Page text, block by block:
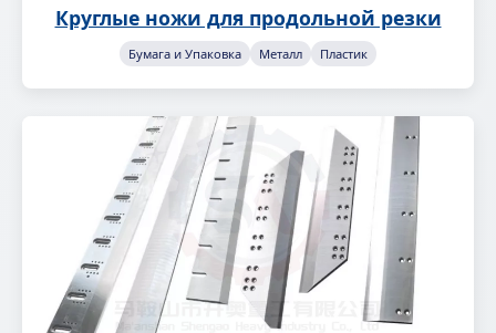
Круглые ножи для продольной резки
Бумага и Упаковка Металл Пластик